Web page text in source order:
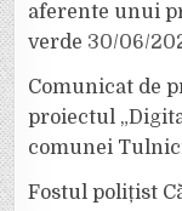
aferente unui
verde 30/06/
Comunicat de
proiectul
comunei
Fostul polițist